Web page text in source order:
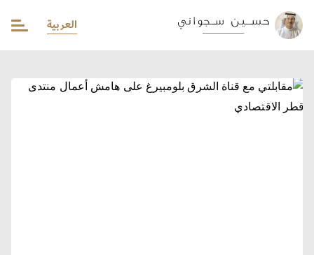
العربية